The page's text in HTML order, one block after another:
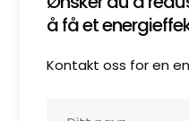
å få et
Kontakt oss for en